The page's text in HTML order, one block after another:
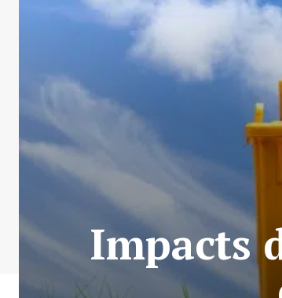
Impacts